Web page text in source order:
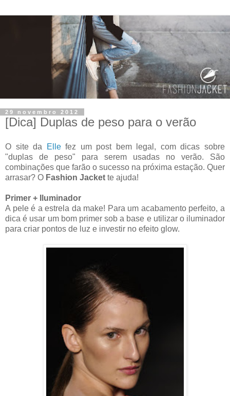
29 novembro 2012
[Dica] Duplas de peso para o verão
O site da Ellefez um post bem legal, com dicas sobre
"duplas de peso" para serem usadas no verão. São
combinações que farão o sucesso na próxima estação. Quer
arrasar? O Fashion Jacket te ajuda!
Primer + Iluminador
A pele é a estrela da make! Para um acabamento perfeito, a
dica é usar um bom primer sob a base e utilizar o iluminador
para criar pontos de luz e investir no efeito glow.